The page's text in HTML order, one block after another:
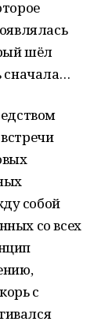
шёл
сначала…
собой
со всех
с